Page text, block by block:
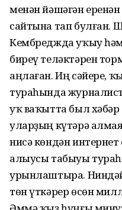
менән йәшәгән
сайтына тап булған.
Кембреджда уҡыу
биреү теләктәрен
аңлаған. Иң сәйере,
тураһында
уҡ ваҡытта был хәбәр
уларҙың күтәрә
нисә көндән
алыусы табыуы
урынлаштыра.
төн үткәрер өсөн